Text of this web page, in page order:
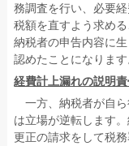
務調査を行い、必要
税額を直すよう求め
納税者の申告内容に
認めたことになります
経費計上漏れの説明
一方、納税者が自ら
は立場が逆転します
更正の請求をして税